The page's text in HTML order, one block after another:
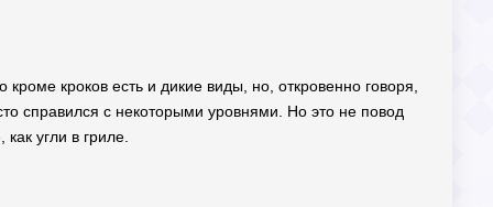
кроков есть и дикие виды, но, откровенно говоря,
справился с некоторыми уровнями. Но это не повод
угли в гриле.